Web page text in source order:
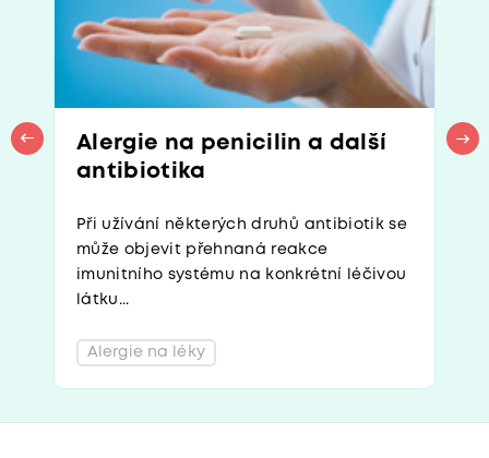
Alergie na penicilin a další
antibiotika
Při užívání některých druhů antibiotik se
může objevit přehnaná reakce
imunitního systému na konkrétní léčivou
látku...
Alergie na léky